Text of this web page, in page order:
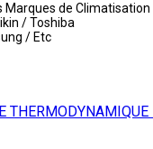
Marques de Climatisation
/ Toshiba
/ Etc
THERMODYNAMIQUE